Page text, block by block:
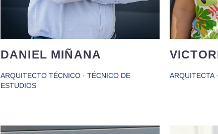
DANIEL MIÑANA
ARQUITECTO TÉCNICO · TÉCNICO DE
ESTUDIOS
ARQUITECTA